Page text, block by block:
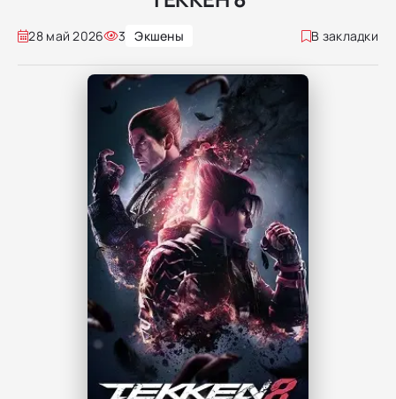
28 май 2026 3 Экшены В закладки